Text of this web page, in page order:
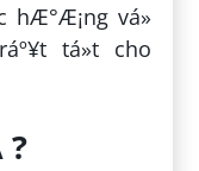
hÆ°Æ¡ng vá»
tá»t cho
?